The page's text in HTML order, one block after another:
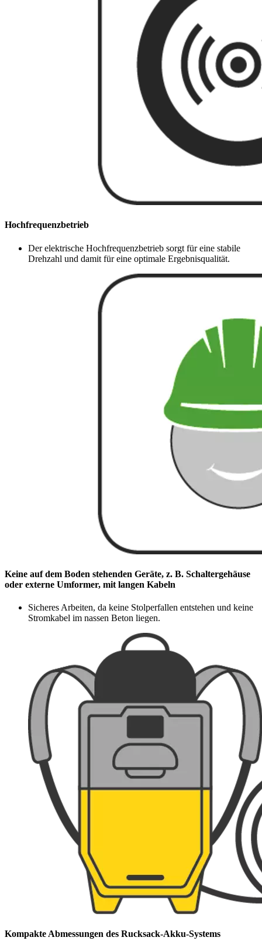
Hochfrequenzbetrieb
Der elektrische Hochfrequenzbetrieb sorgt für eine stabile
Drehzahl und damit für eine optimale Ergebnisqualität.
Keine auf dem Boden stehenden Geräte, z. B. Schaltergehäuse
oder externe Umformer, mit langen Kabeln
Sicheres Arbeiten, da keine Stolperfallen entstehen und keine
Stromkabel im nassen Beton liegen.
Kompakte Abmessungen des Rucksack-Akku-Systems